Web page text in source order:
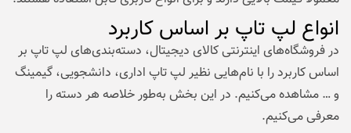
انواع لپ تاپ بر اساس کاربرد
در فروشگاه‌های اینترنتی کالای دیجیتال، دسته‌بندی‌های لپ تاپ بر
اساس کاربرد را با نام‌هایی نظیر لپ تاپ اداری، دانشجویی، گیمینگ
و … مشاهده می‌کنیم. در این بخش به‌طور خلاصه هر دسته را
معرفی می‌کنیم.